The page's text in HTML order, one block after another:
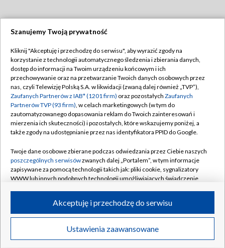
TVP
Abonament TVP
Emisja w TVP
Centrum informacji TVP
Naziemna Telewizja Cyfrowa
Rada Programowa
System NOS
Informacje o nadawcy
Program dla prasy
Ogłoszenie przetargowe
Regulamin TVP
Polityka prywatności
Moje zgody
Pomoc
Kontakt
Kanały
©2026 Telewizja Polska S.A. w likwidacji
Szanujemy Twoją prywatność
Kliknij "Akceptuję i przechodzę do serwisu", aby wyrazić zgody na
korzystanie z technologii automatycznego śledzenia i zbierania danych,
dostęp do informacji na Twoim urządzeniu końcowym i ich
przechowywanie oraz na przetwarzanie Twoich danych osobowych przez
nas, czyli Telewizję Polską S.A. w likwidacji (zwaną dalej również „TVP”),
Zaufanych Partnerów z IAB* (1201 firm) oraz pozostałych Zaufanych
Partnerów TVP (93 firm), w celach marketingowych (w tym do
zautomatyzowanego dopasowania reklam do Twoich zainteresowań i
mierzenia ich skuteczności) i pozostałych, które wskazujemy poniżej, a
także zgody na udostępnianie przez nas identyfikatora PPID do Google.
Twoje dane osobowe zbierane podczas odwiedzania przez Ciebie naszych
poszczególnych serwisówzwanych dalej „Portalem”, w tym informacje
zapisywane za pomocą technologii takich jak: pliki cookie, sygnalizatory
WWW lub innych podobnych technologii umożliwiających świadczenie
ruchu w Internecie.
Twoje dane osobowe zbierane podczas odwiedzania przez Ciebie
poszczególnych serwisówna Portalu, takie jak adresy IP, identyfikatory
Ustawienia zaawansowane
Akceptuję i przechodzę do serwisu